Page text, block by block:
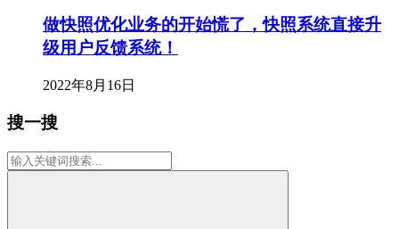
做快照优化业务的开始慌了，快照系统直接升
级用户反馈系统！
2022年8月16日
搜一搜